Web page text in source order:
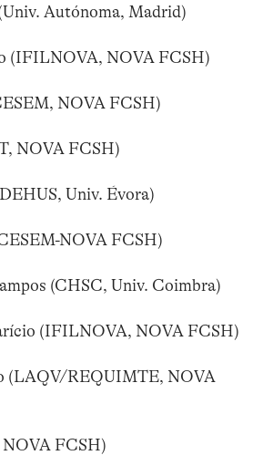
Autónoma, Madrid)
(IFILNOVA, NOVA FCSH)
NOVA FCSH)
NOVA FCSH)
Univ. Évora)
NOVA FCSH)
(CHSC, Univ. Coimbra)
(IFILNOVA, NOVA FCSH)
(LAQV/REQUIMTE, NOVA
FCSH)